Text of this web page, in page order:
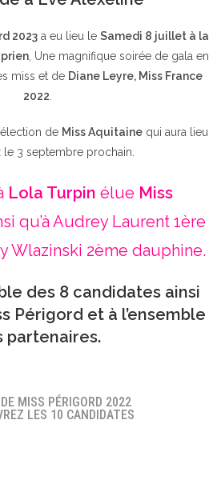
2023a eu lieu le Samedi 8 juillet à la
, Une magnifique soirée de gala en
miss et de Diane Leyre, Miss France
2022
de Miss Aquitainequi aura lieu
le 3 septembre prochain.
Lola Turpin élue Miss
qu’à Audrey Laurent 1ère
Wlazinski 2ème dauphine.
des 8 candidates ainsi
Périgord et à l’ensemble
partenaires.
MISS PÉRIGORD 2022
LES 10 CANDIDATES